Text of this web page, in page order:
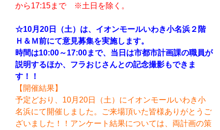
から17:15まで ※土日を除く。
☆10月20日（土）は、イオンモールいわき小名浜２階
Ｈ＆Ｍ前にて意見募集を実施します。
時間は10:00～17:00まで、当日は市都市計画課の職員が
説明するほか、フラおじさんとの記念撮影もできま
す！！
【開催結果】
予定どおり、10月20日（土）にイオンモールいわき小
名浜にて開催しました。ご来場頂いた皆様ありがとうご
ざいました！！アンケート結果については、両計画の策